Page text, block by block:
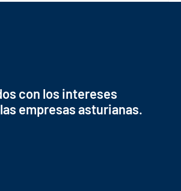
con los intereses
empresas asturianas.